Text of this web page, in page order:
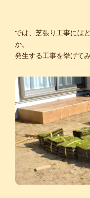
では、芝張り工事には
か。
発生する工事を挙げて